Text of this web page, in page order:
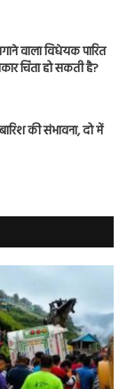
वाला विधेयक पारित
चिंता हो सकती है?
की संभावना, दो में